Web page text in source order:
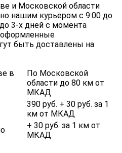
и Московской области
нашим курьером с 9:00 до
3-х дней с момента
оформленные
быть доставлены на
в
По Московской
области до 80 км от
МКАД
390 руб. + 30 руб. за 1
км от МКАД
+ 30 руб. за 1 км от
МКАД